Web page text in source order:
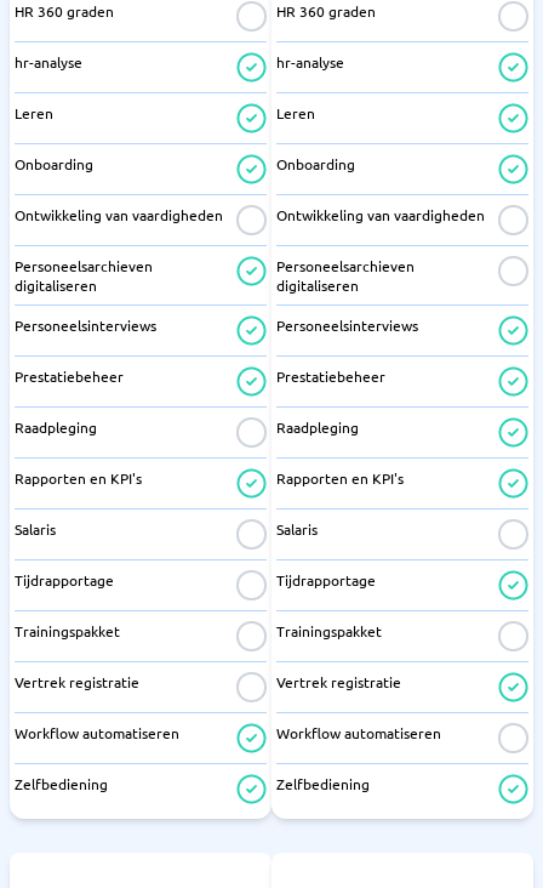
HR 360 graden
hr-analyse
Leren
Onboarding
Ontwikkeling van vaardigheden
Personeelsarchieven
digitaliseren
Personeelsinterviews
Prestatiebeheer
Raadpleging
Rapporten en KPI's
Salaris
Tijdrapportage
Trainingspakket
Vertrek registratie
Workflow automatiseren
Zelfbediening
HR 360 graden
hr-analyse
Leren
Onboarding
Ontwikkeling van vaardigheden
Personeelsarchieven
digitaliseren
Personeelsinterviews
Prestatiebeheer
Raadpleging
Rapporten en KPI's
Salaris
Tijdrapportage
Trainingspakket
Vertrek registratie
Workflow automatiseren
Zelfbediening